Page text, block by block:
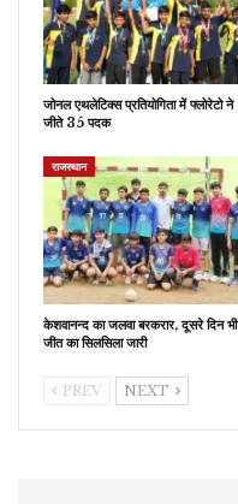
जोनल एथलेटिक्स प्रतियोगिता में फ्लोरेटो ने
जीते 35 पदक
राजस्थान
केशवानन्द का जलवा बरकरार, दूसरे दिन भी
जीत का सिलसिला जारी
PREV NEXT